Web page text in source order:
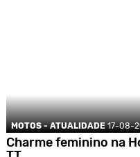
MOTOS - ATUALIDADE 17-08-
Charme feminino na